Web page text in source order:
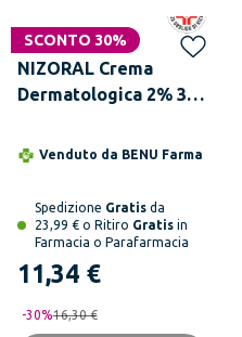
SCONTO 30%
NIZORAL Crema
Dermatologica 2% 30
Venduto da BENU Farma
Spedizione Gratis da
23,99 € o Ritiro Gratis in
Farmacia o Parafarmacia
11,34 €
-30%16,30 €